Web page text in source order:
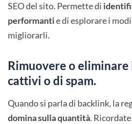
SEO del sito. Permette di
performantie di esplorare i
migliorarli.
Rimuovere o
cattivi o di spam.
Quando si parla di backlink, la
domina sulla quantità.